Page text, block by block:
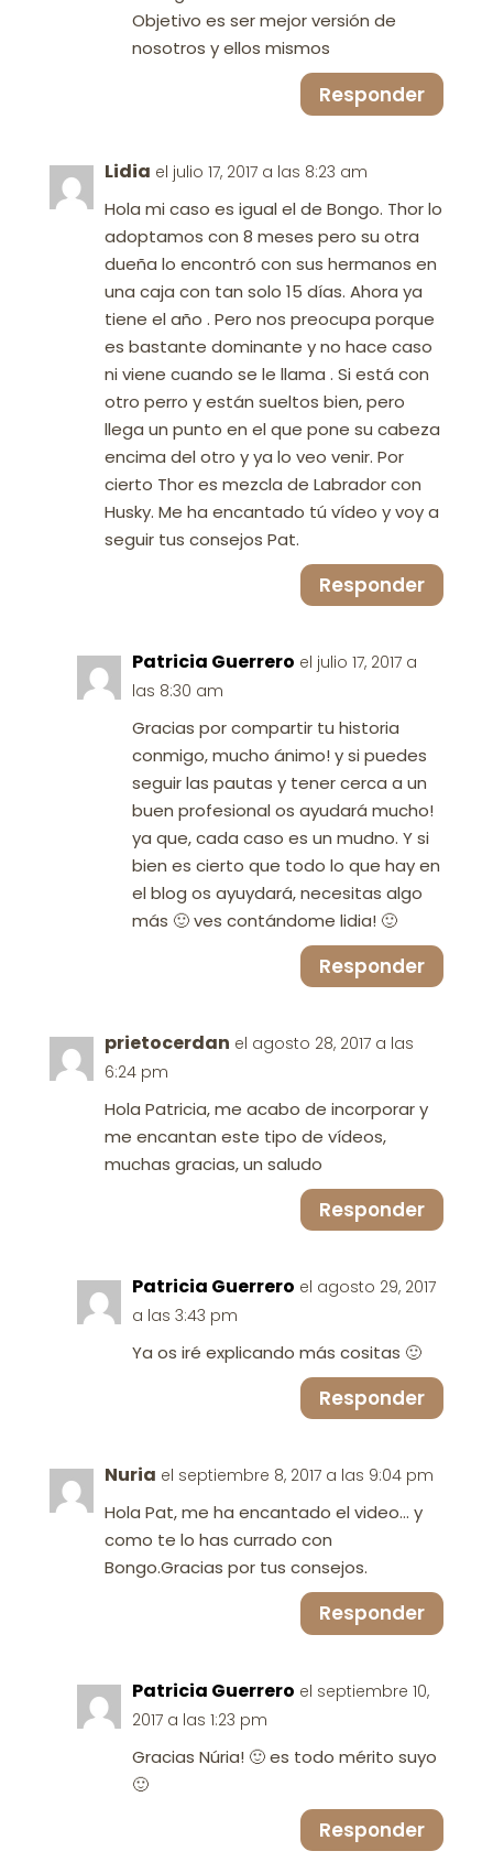
Objetivo es ser mejor versión de
nosotros y ellos mismos
Responder
Lidia el julio 17, 2017 a las 8:23 am
Hola mi caso es igual el de Bongo. Thor lo
adoptamos con 8 meses pero su otra
dueña lo encontró con sus hermanos en
una caja con tan solo 15 días. Ahora ya
tiene el año . Pero nos preocupa porque
es bastante dominante y no hace caso
ni viene cuando se le llama . Si está con
otro perro y están sueltos bien, pero
llega un punto en el que pone su cabeza
encima del otro y ya lo veo venir. Por
cierto Thor es mezcla de Labrador con
Husky. Me ha encantado tú vídeo y voy a
seguir tus consejos Pat.
Responder
Patricia Guerrero el julio 17, 2017 a
las 8:30 am
Gracias por compartir tu historia
conmigo, mucho ánimo! y si puedes
seguir las pautas y tener cerca a un
buen profesional os ayudará mucho!
ya que, cada caso es un mudno. Y si
bien es cierto que todo lo que hay en
el blog os ayuydará, necesitas algo
más 🙂 ves contándome lidia! 🙂
Responder
prietocerdan el agosto 28, 2017 a las
6:24 pm
Hola Patricia, me acabo de incorporar y
me encantan este tipo de vídeos,
muchas gracias, un saludo
Responder
Patricia Guerrero el agosto 29, 2017
a las 3:43 pm
Ya os iré explicando más cositas 🙂
Responder
Nuria el septiembre 8, 2017 a las 9:04 pm
Hola Pat, me ha encantado el video… y
como te lo has currado con
Bongo.Gracias por tus consejos.
Responder
Patricia Guerrero el septiembre 10,
2017 a las 1:23 pm
Gracias Núria! 🙂 es todo mérito suyo
🙂
Responder